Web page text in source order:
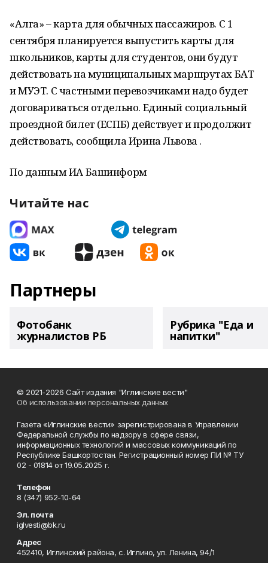
«Алга» – карта для обычных пассажиров. С 1
сентября планируется выпустить карты для
школьников, карты для студентов, они будут
действовать на муниципальных маршрутах БАТ
и МУЭТ. С частными перевозчиками надо будет
договариваться отдельно. Единый социальный
проездной билет (ЕСПБ) действует и продолжит
действовать, сообщила Ирина Львова .
По данным ИА Башинформ
Читайте нас
Партнеры
Фотобанк
журналистов РБ
Рубрика "Еда и
напитки"
© 2021-2026 Сайт издания "Иглинские вести"
Об использовании персональных данных
Газета «Иглинские вести» зарегистрирована в Управлении
Федеральной службы по надзору в сфере связи,
информационных технологий и массовых коммуникаций по
Республике Башкортостан. Регистрационный номер ПИ № ТУ
02 - 01814 от 19.05.2025 г.
Телефон
8 (347) 952-10-64
Эл. почта
iglvesti@bk.ru
Адрес
452410, Иглинский района, с. Иглино, ул. Ленина, 94/1